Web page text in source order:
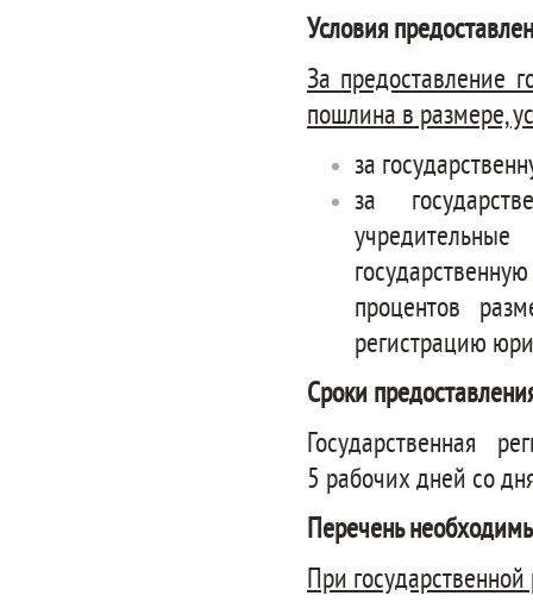
Условия
За предоставление
пошлина в размере,
за
за
процентов
регистрацию
Сроки
Государственная
5 рабочих дней со
Перечень
При